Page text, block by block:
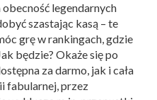
legendarnych
szastając kasą – te
grę w rankingach, gdzie
będzie? Okaże się po
za darmo, jak i cała
fabularnej, przez